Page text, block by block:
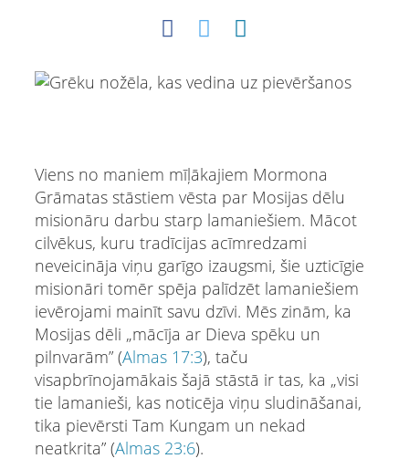
Viens no maniem mīļākajiem Mormona
Grāmatas stāstiem vēsta par Mosijas dēlu
misionāru darbu starp lamaniešiem. Mācot
cilvēkus, kuru tradīcijas acīmredzami
neveicināja viņu garīgo izaugsmi, šie uzticīgie
misionāri tomēr spēja palīdzēt lamaniešiem
ievērojami mainīt savu dzīvi. Мēs zinām, ka
Mosijas dēli „mācīja ar Dieva spēku un
pilnvarām” (Аlmas 17:3), taču
visapbrīnojamākais šajā stāstā ir tas, ka „visi
tie lamanieši, kas noticēja viņu sludināšanai,
tika pievērsti Tam Kungam un nekad
neatkrita” (Аlmas 23:6).